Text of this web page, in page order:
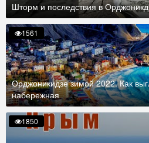
Шторм и последствия в
Орджоникидзе зимой 2022. Как
набережная
1561
1850